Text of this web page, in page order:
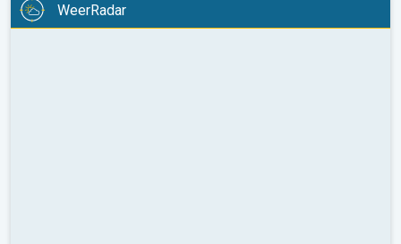
WeerRadar